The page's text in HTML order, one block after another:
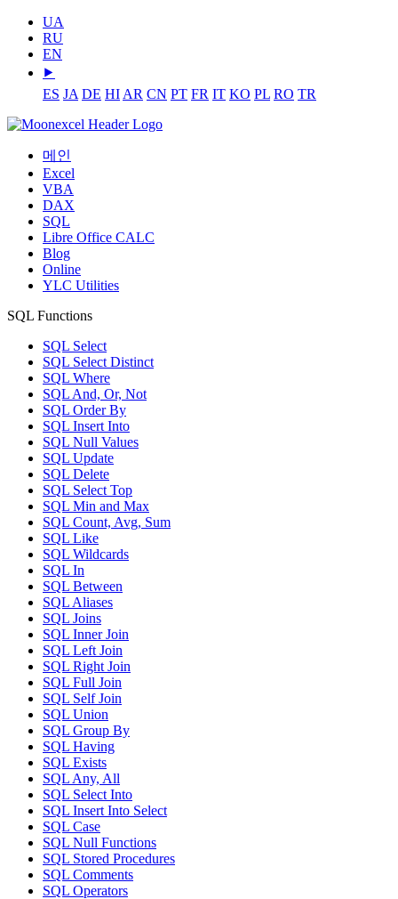
UA
RU
EN
⯈
ES JA DE HI AR CN PT FR IT KO PL RO TR
메인
Excel
VBA
DAX
SQL
Libre Office CALC
Blog
Online
YLC Utilities
SQL Functions
SQL Select
SQL Select Distinct
SQL Where
SQL And, Or, Not
SQL Order By
SQL Insert Into
SQL Null Values
SQL Update
SQL Delete
SQL Select Top
SQL Min and Max
SQL Count, Avg, Sum
SQL Like
SQL Wildcards
SQL In
SQL Between
SQL Aliases
SQL Joins
SQL Inner Join
SQL Left Join
SQL Right Join
SQL Full Join
SQL Self Join
SQL Union
SQL Group By
SQL Having
SQL Exists
SQL Any, All
SQL Select Into
SQL Insert Into Select
SQL Case
SQL Null Functions
SQL Stored Procedures
SQL Comments
SQL Operators